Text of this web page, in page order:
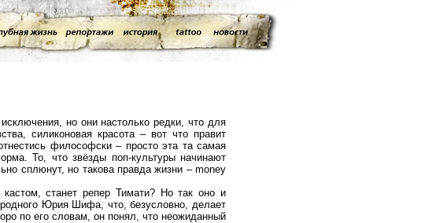
но они настолько редки, что для
силиконовая красота – вот что правит
философски – просто эта та самая
То, что звёзды поп-культуры начинают
сплюнут, но такова правда жизни – money
станет репер Тимати? Но так оно и
Юрия Шифа, что, безусловно, делает
по его словам, он понял, что неожиданный